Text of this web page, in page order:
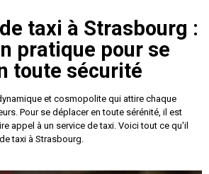
taxi à Strasbourg :
pratique pour se
toute sécurité
et cosmopolite qui attire chaque
Pour se déplacer en toute sérénité, il est
appel à un service de taxi. Voici tout ce qu'il
taxi à Strasbourg.